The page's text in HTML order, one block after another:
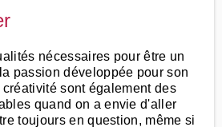
nécessaires pour être un
passion développée pour son
sont également des
quand on a envie d'aller
toujours en question, même si